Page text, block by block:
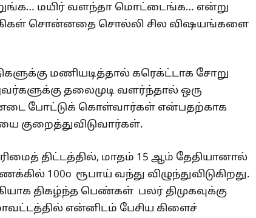
மயிர் வளந்தா மொட்டைங்க… என்று
சொன்னதை சொல்லி சில விஷயங்களை
மணியடித்தால் கரெக்ட்டாக சோறு
தலைமுடி வளர்ந்தால் ஒரு
போட்டுக் கொள்வார்கள் என்பதற்காக
குறைத்துவிடுவார்கள்.
திட்டத்தில், மாதம் 15 ஆம் தேதியானால்
100o ரூபாய் வந்து விழுந்துவிடுகிறது.
திகழ்ந்த பெண்கள் பலர் திமுகவுக்கு
என்னிடம் பேசிய கிளைச்